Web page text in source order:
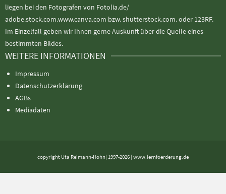
liegen bei den Fotografen von Fotolia.de/
adobe.stock.com.www.canva.com bzw. shutterstock.com. oder 123RF.
Im Einzelfall geben wir Ihnen gerne Auskunft über die Quelle eines
bestimmten Bildes.
WEITERE INFORMATIONEN
Impressum
Datenschutzerklärung
AGBs
Mediadaten
copyright Uta Reimann-Höhn| 1997-2026 | www.lernfoerderung.de